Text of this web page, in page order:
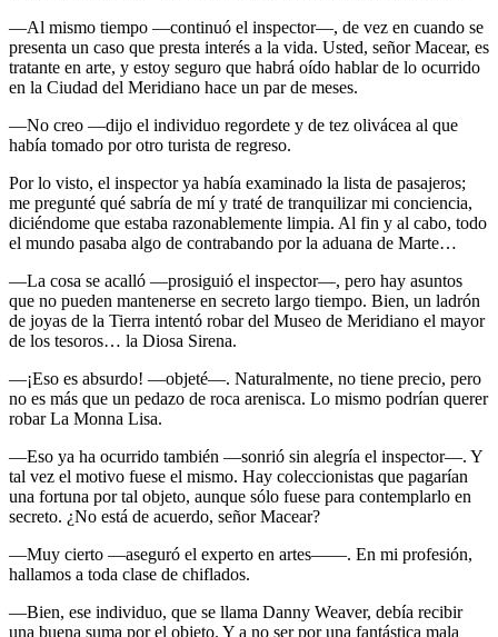
—Al mismo tiempo —continuó el inspector—, de vez en cuando se
presenta un caso que presta interés a la vida. Usted, señor Macear, es
tratante en arte, y estoy seguro que habrá oído hablar de lo ocurrido
en la Ciudad del Meridiano hace un par de meses.
—No creo —dijo el individuo regordete y de tez olivácea al que
había tomado por otro turista de regreso.
Por lo visto, el inspector ya había examinado la lista de pasajeros;
me pregunté qué sabría de mí y traté de tranquilizar mi conciencia,
diciéndome que estaba razonablemente limpia. Al fin y al cabo, todo
el mundo pasaba algo de contrabando por la aduana de Marte…
—La cosa se acalló —prosiguió el inspector—, pero hay asuntos
que no pueden mantenerse en secreto largo tiempo. Bien, un ladrón
de joyas de la Tierra intentó robar del Museo de Meridiano el mayor
de los tesoros… la Diosa Sirena.
—¡Eso es absurdo! —objeté—. Naturalmente, no tiene precio, pero
no es más que un pedazo de roca arenisca. Lo mismo podrían querer
robar La Monna Lisa.
—Eso ya ha ocurrido también —sonrió sin alegría el inspector—. Y
tal vez el motivo fuese el mismo. Hay coleccionistas que pagarían
una fortuna por tal objeto, aunque sólo fuese para contemplarlo en
secreto. ¿No está de acuerdo, señor Macear?
—Muy cierto —aseguró el experto en artes——. En mi profesión,
hallamos a toda clase de chiflados.
—Bien, ese individuo, que se llama Danny Weaver, debía recibir
una buena suma por el objeto. Y a no ser por una fantástica mala